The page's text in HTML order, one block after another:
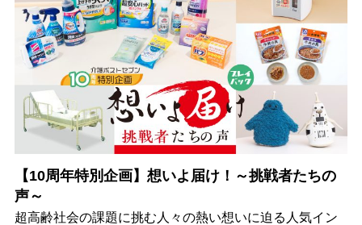
【10周年特別企画】想いよ届け！～挑戦者たちの
声～
超高齢社会の課題に挑む人々の熱い想いに迫る人気イン